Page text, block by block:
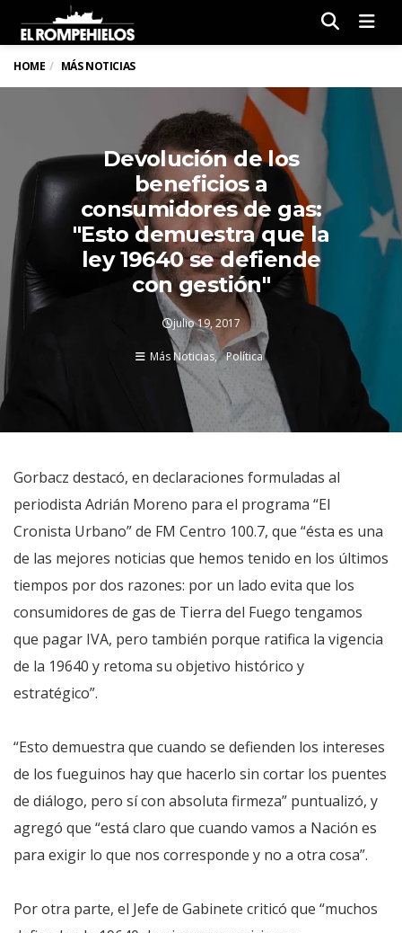
HOME MÁS NOTICIAS
Devolución de los
beneficios a
consumidores de gas:
"Esto demuestra que la
ley 19640 se defiende
con gestión"
julio 19, 2017
Más Noticias Política
Gorbacz destacó, en declaraciones formuladas al
periodista Adrián Moreno para el programa “El
Cronista Urbano” de FM Centro 100.7, que “ésta es una
de las mejores noticias que hemos tenido en los últimos
tiempos por dos razones: por un lado evita que los
consumidores de gas de Tierra del Fuego tengamos
que pagar IVA, pero también porque ratifica la vigencia
de la 19640 y retoma su objetivo histórico y
estratégico”.
“Esto demuestra que cuando se defienden los intereses
de los fueguinos hay que hacerlo sin cortar los puentes
de diálogo, pero sí con absoluta firmeza” puntualizó, y
agregó que “está claro que cuando vamos a Nación es
para exigir lo que nos corresponde y no a otra cosa”.
Por otra parte, el Jefe de Gabinete criticó que “muchos